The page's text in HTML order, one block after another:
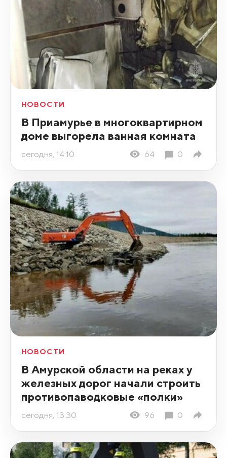
НОВОСТИ
В Приамурье в многоквартирном
доме выгорела ванная комната
сегодня, 14:10 64 0
НОВОСТИ
В Амурской области на реках у
железных дорог начали строить
противопаводковые «полки»
сегодня, 13:30 96 0